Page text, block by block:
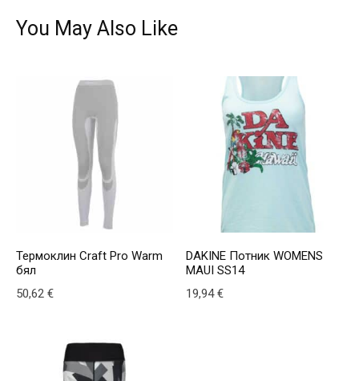
You May Also Like
Термоклин Craft Pro Warm
бял
50,62 €
DAKINE Потник WOMENS
MAUI SS14
19,94€